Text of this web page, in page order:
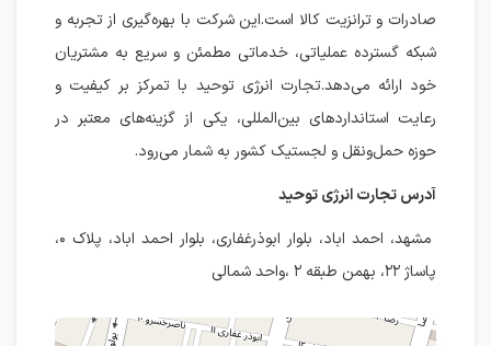
صادرات و ترانزیت کالا است.این شرکت با بهره‌گیری از تجربه و
شبکه گسترده عملیاتی، خدماتی مطمئن و سریع به مشتریان
خود ارائه می‌دهد.تجارت انرژی توحید با تمرکز بر کیفیت و
رعایت استانداردهای بین‌المللی، یکی از گزینه‌های معتبر در
حوزه حمل‌ونقل و لجستیک کشور به شمار می‌رود.
آدرس تجارت انرژی توحید
مشهد، احمد اباد، بلوار ابوذرغفاری، بلوار احمد اباد، پلاک ۰،
پاساژ ۲۲، بهمن طبقه ۲ ،واحد شمالی